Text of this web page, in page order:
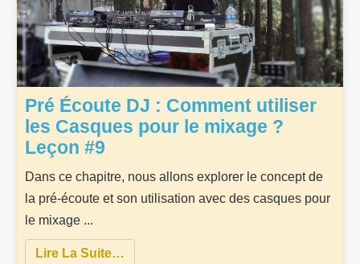
Pré Écoute DJ : Comment utiliser
les Casques pour le mixage ?
Leçon #9
Dans ce chapitre, nous allons explorer le concept de
la pré-écoute et son utilisation avec des casques pour
le mixage ...
Lire La Suite…